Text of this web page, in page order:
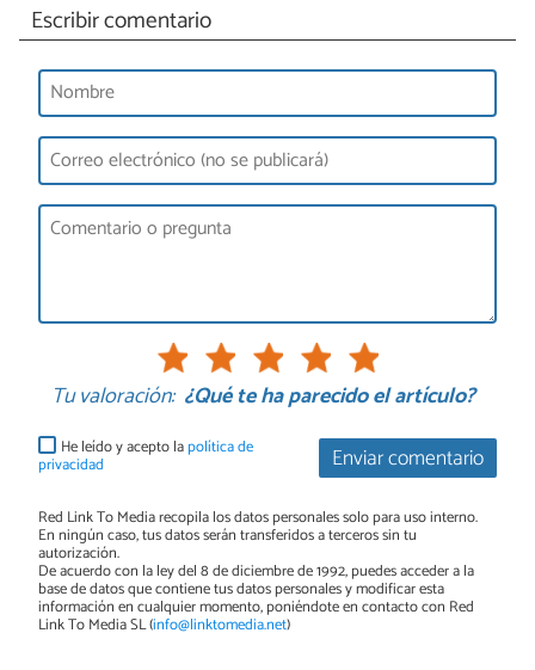
Escribir comentario
Tu valoración: ¿Qué te ha parecido el artículo?
Enviar comentario
He leído y acepto lapolítica de
privacidad
Red Link To Media recopila los datos personales solo para uso interno.
En ningún caso, tus datos serán transferidos a terceros sin tu
autorización.
De acuerdo con la ley del 8 de diciembre de 1992, puedes acceder a la
base de datos que contiene tus datos personales y modificar esta
información en cualquier momento, poniéndote en contacto con Red
Link To Media SL (info@linktomedia.net)